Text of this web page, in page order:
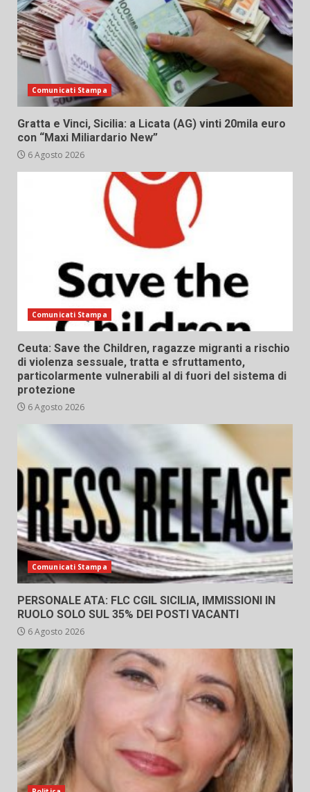
Comunicati Stampa
Gratta e Vinci, Sicilia: a Licata (AG) vinti 20mila euro
con “Maxi Miliardario New”
6 Agosto 2026
Comunicati Stampa
Ceuta: Save the Children, ragazze migranti a rischio
di violenza sessuale, tratta e sfruttamento,
particolarmente vulnerabili al di fuori del sistema di
protezione
6 Agosto 2026
Comunicati Stampa
PERSONALE ATA: FLC CGIL SICILIA, IMMISSIONI IN
RUOLO SOLO SUL 35% DEI POSTI VACANTI
6 Agosto 2026